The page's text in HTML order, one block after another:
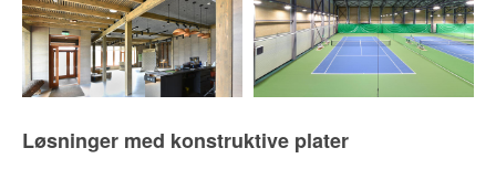
Løsninger med konstruktive plater